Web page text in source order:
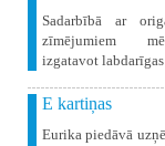
Sadarbībā ar
zīmējumiem
izgatavot labdarīgas
E kartiņas
Eurika piedāvā